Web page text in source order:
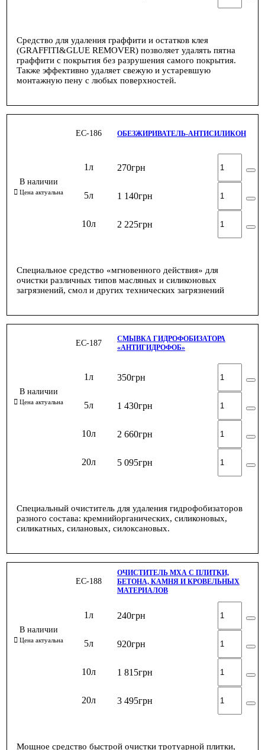
Средство для удаления граффити и остатков клея
(GRAFFITI&GLUE REMOVER) позволяет удалять пятна
граффити с покрытия без разрушения самого покрытия.
Также эффективно удаляет свежую и устаревшую
монтажную пену с любых поверхностей.
ЕС-186 ОБЕЗЖИРИВАТЕЛЬ-АНТИСИЛИКОН
1л 270грн
5л 1 140грн
10л 2 225грн
Специальное средство «мгновенного действия» для
очистки различных типов масляных и силиконовых
загрязнений, смол и других технических загрязнений
ЕС-187
СМЫВКА ГИДРОФОБИЗАТОРА
«АНТИГИДРОФОБ»
1л 350грн
5л 1 430грн
10л 2 660грн
20л 5 095грн
Специальный очиститель для удаления гидрофобизаторов
разного состава: кремнийорганических, силиконовых,
силикатных, силановых, силоксановых.
ЕС-188
ОЧИСТИТЕЛЬ МХА С ПЛИТКИ,
БЕТОНА, КАМНЯ И КРОВЕЛЬНЫХ
МАТЕРИАЛОВ
1л 240грн
5л 920грн
10л 1 815грн
20л 3 495грн
Мощное средство быстрой очистки тротуарной плитки,